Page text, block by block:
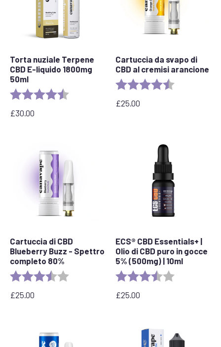
Torta nuziale Terpene
CBD E-liquido 1800mg
50ml
Valutazione:
£30.00
Cartuccia da svapo di
CBD al cremisi arancione
Valutazione:
£25.00
Cartuccia di CBD
Blueberry Buzz - Spettro
completo 80%
Valutazione: 3.6 out of 5 stars
£25.00
ECS® CBD Essentials+ |
Olio di CBD puro in gocce
5% (500mg) | 10ml
Valutazione:
£25.00